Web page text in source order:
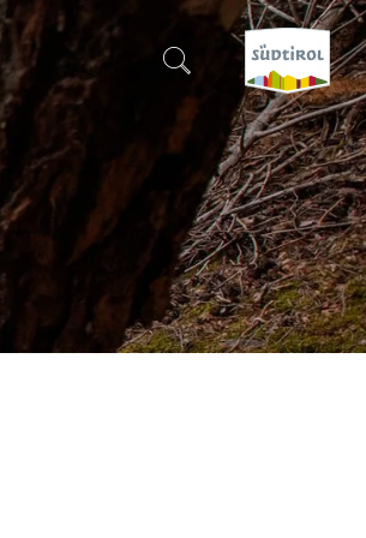
SUCHEN & BUCHEN
ENTDECKE SÜDTIROL
WANN?
-